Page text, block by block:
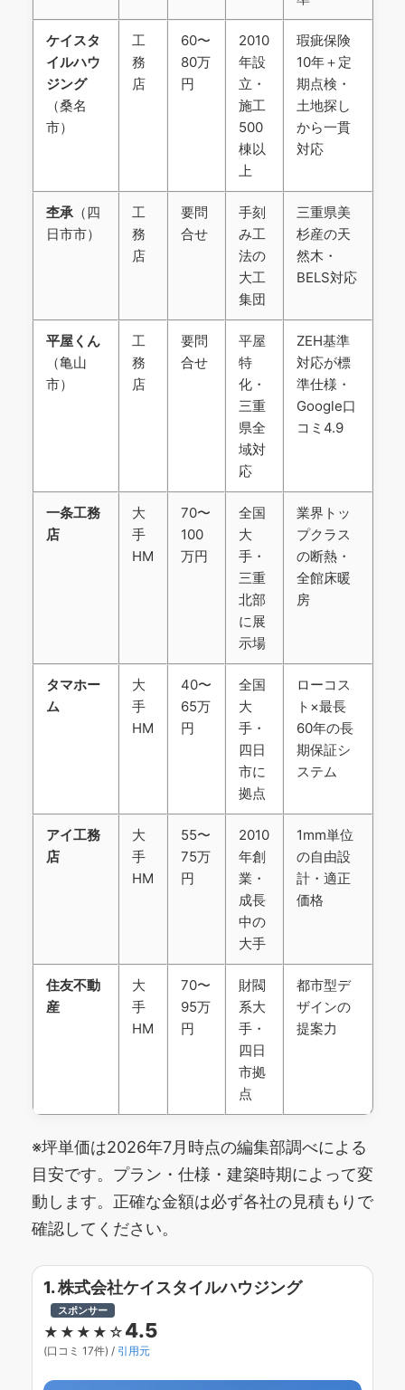
ケイスタ
イルハウ
ジング
（桑名
市）
工
務
店
60〜
80万
円
2010
年設
立・
施工
500
棟以
上
瑕疵保険
10年＋定
期点検・
土地探し
から一貫
対応
杢承（四
日市市）
工
務
店
要問
合せ
手刻
み工
法の
大工
集団
三重県美
杉産の天
然木・
BELS対応
平屋くん
（亀山
市）
工
務
店
要問
合せ
平屋
特
化・
三重
県全
域対
応
ZEH基準
対応が標
準仕様・
Google口
コミ4.9
一条工務
店
大
手
HM
70〜
100
万円
全国
大
手・
三重
北部
に展
示場
業界トッ
プクラス
の断熱・
全館床暖
房
タマホー
ム
大
手
HM
40〜
65万
円
全国
大
手・
四日
市に
拠点
ローコス
ト×最長
60年の長
期保証シ
ステム
アイ工務
店
大
手
HM
55〜
75万
円
2010
年創
業・
成長
中の
大手
1mm単位
の自由設
計・適正
価格
住友不動
産
大
手
HM
70〜
95万
円
財閥
系大
手・
四日
市拠
点
都市型デ
ザインの
提案力
※坪単価は2026年7月時点の編集部調べによる
目安です。プラン・仕様・建築時期によって変
動します。正確な金額は必ず各社の見積もりで
確認してください。
1. 株式会社ケイスタイルハウジング
スポンサー
★★★★☆ 4.5
(口コミ 17件) / 引用元